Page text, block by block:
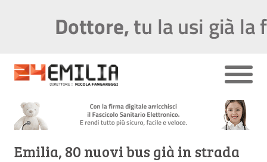
Emilia, 80 nuovi bus già in strada